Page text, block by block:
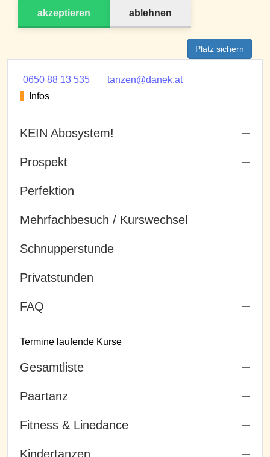
akzeptieren ablehnen
Platz sichern
0650 88 13 535
tanzen@danek.at
Infos
KEIN Abosystem!
Prospekt
Perfektion
Mehrfachbesuch / Kurswechsel
Schnupperstunde
Privatstunden
FAQ
Termine laufende Kurse
Gesamtliste
Paartanz
Fitness & Linedance
Kindertanzen